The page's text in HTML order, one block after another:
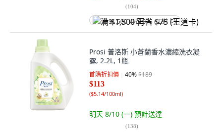
(104)
满 $1,500 再省 $75 (王道卡)
Prosi 普洛斯 小蒼蘭香水濃縮洗衣凝
露, 2.2L, 1瓶
首購折扣價 40%$189
$113
($5.14/100ml)
明天 8/10 (一) 預計送達
(138)